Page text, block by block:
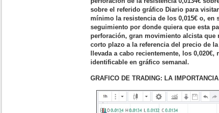
sobre el referido gráfico Diario para
mínimo la resistencia de los 0,015€ o, en
seguimiento por donde quiera que esta
perforación, gran movimiento alcista que
corto plazo a la referencia del precio de
llevada a cabo recientemente, los
identificable en gráfico semanal.
GRAFICO DE TRADING: LA